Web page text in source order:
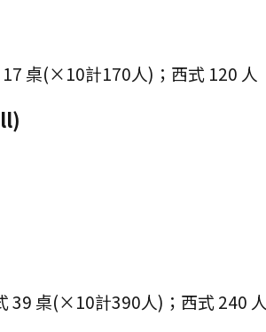
桌(×10計170人)；西式 120 人
39 桌(×10計390人)；西式 240 人